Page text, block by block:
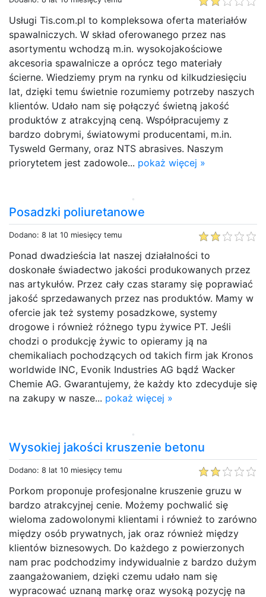
Usługi Tis.com.pl to kompleksowa oferta materiałów
spawalniczych. W skład oferowanego przez nas
asortymentu wchodzą m.in. wysokojakościowe
akcesoria spawalnicze a oprócz tego materiały
ścierne. Wiedziemy prym na rynku od kilkudziesięciu
lat, dzięki temu świetnie rozumiemy potrzeby naszych
klientów. Udało nam się połączyć świetną jakość
produktów z atrakcyjną ceną. Współpracujemy z
bardzo dobrymi, światowymi producentami, m.in.
Tysweld Germany, oraz NTS abrasives. Naszym
priorytetem jest zadowole... pokaż więcej »
Posadzki poliuretanowe
Dodano: 8 lat 10 miesięcy temu
Ponad dwadzieścia lat naszej działalności to
doskonałe świadectwo jakości produkowanych przez
nas artykułów. Przez cały czas staramy się poprawiać
jakość sprzedawanych przez nas produktów. Mamy w
ofercie jak też systemy posadzkowe, systemy
drogowe i również różnego typu żywice PT. Jeśli
chodzi o produkcję żywic to opieramy ją na
chemikaliach pochodzących od takich firm jak Kronos
worldwide INC, Evonik Industries AG bądź Wacker
Chemie AG. Gwarantujemy, że każdy kto zdecyduje się
na zakupy w nasze... pokaż więcej »
Wysokiej jakości kruszenie betonu
Dodano: 8 lat 10 miesięcy temu
Porkom proponuje profesjonalne kruszenie gruzu w
bardzo atrakcyjnej cenie. Możemy pochwalić się
wieloma zadowolonymi klientami i również to zarówno
między osób prywatnych, jak oraz również między
klientów biznesowych. Do każdego z powierzonych
nam prac podchodzimy indywidualnie z bardzo dużym
zaangażowaniem, dzięki czemu udało nam się
wypracować uznaną markę oraz wysoką pozycję na